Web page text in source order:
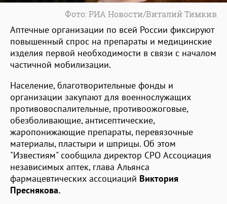
Фото: РИА Новости/Виталий Тимкив
Аптечные организации по всей России фиксируют
повышенный спрос на препараты и медицинские
изделия первой необходимости в связи с началом
частичной мобилизации.
Население, благотворительные фонды и
организации закупают для военнослужащих
противовоспалительные, противоожоговые,
обезболивающие, антисептические,
жаропонижающие препараты, перевязочные
материалы, пластыри и шприцы. Об этом
"Известиям" сообщила директор СРО Ассоциация
независимых аптек, глава Альянса
фармацевтических ассоциаций Виктория
Преснякова.